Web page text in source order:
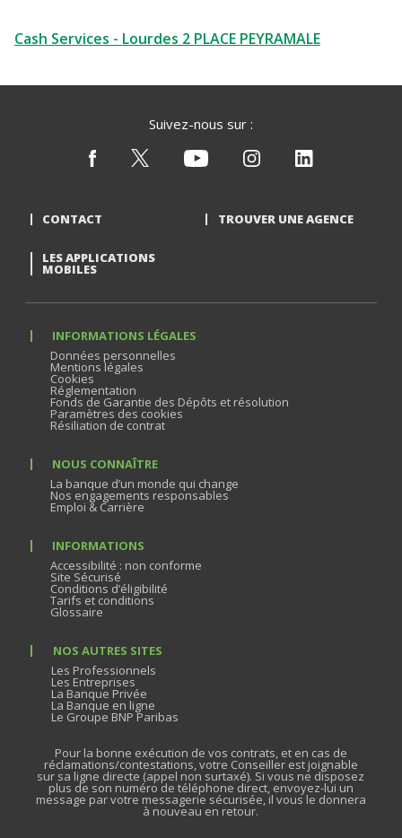
Cash Services - Lourdes 2 PLACE PEYRAMALE
Suivez-nous sur :
CONTACT TROUVER UNE AGENCE
LES APPLICATIONS
MOBILES
INFORMATIONS LÉGALES
Données personnelles
Mentions légales
Cookies
Réglementation
Fonds de Garantie des Dépôts et résolution
Paramètres des cookies
Résiliation de contrat
NOUS CONNAÎTRE
La banque d’un monde qui change
Nos engagements responsables
Emploi & Carrière
INFORMATIONS
Accessibilité : non conforme
Site Sécurisé
Conditions d’éligibilité
Tarifs et conditions
Glossaire
NOS AUTRES SITES
Les Professionnels
Les Entreprises
La Banque Privée
La Banque en ligne
Le Groupe BNP Paribas
Pour la bonne exécution de vos contrats, et en cas de
réclamations/contestations, votre Conseiller est joignable
sur sa ligne directe (appel non surtaxé). Si vous ne disposez
plus de son numéro de téléphone direct, envoyez-lui un
message par votre messagerie sécurisée, il vous le donnera
à nouveau en retour.